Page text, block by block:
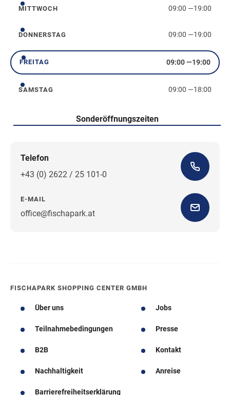
Mittwoch
MITTWOCH 09:00 —19:00
Donnerstag
DONNERSTAG 09:00 —19:00
Freitag
FREITAG 09:00—19:00
Samstag
SAMSTAG 09:00 —18:00
Sonderöffnungszeiten
Telefon
+43 (0) 2622 / 25 101-0
E-MAIL
office@fischapark.atWegbeschreibung
FISCHAPARK SHOPPING CENTER GMBH
Über uns Jobs
Teilnahmebedingungen Presse
B2B Kontakt
Nachhaltigkeit Anreise
Barrierefreiheitserklärung